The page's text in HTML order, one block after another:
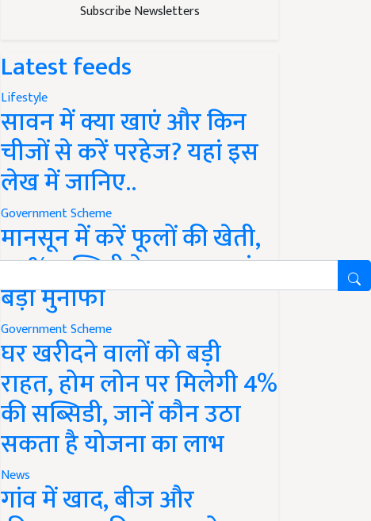
Subscribe Newsletters
Latest feeds
Lifestyle
सावन में क्या खाएं और किन
चीजों से करें परहेज? यहां इस
लेख में जानिए..
Government Scheme
मानसून में करें फूलों की खेती,
50% सब्सिडी के साथ कमाएं
बड़ा मुनाफा
Government Scheme
घर खरीदने वालों को बड़ी
राहत, होम लोन पर मिलेगी 4%
की सब्सिडी, जानें कौन उठा
सकता है योजना का लाभ
News
गांव में खाद, बीज और